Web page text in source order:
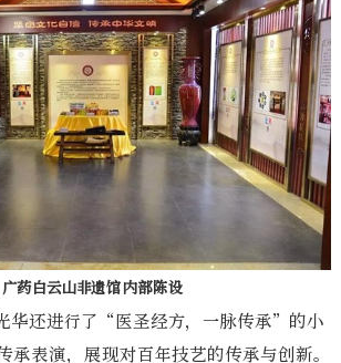
广药白云山非遗馆内部陈设
华还进行了“医圣经方，一脉传承”的小
承表演，展现对百年技艺的传承与创新。